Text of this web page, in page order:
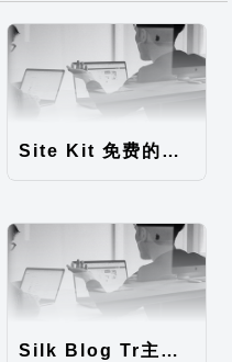
Site Kit 免费的WordPress数据统计插件
Silk Blog Tr主题汉化包